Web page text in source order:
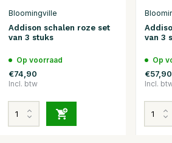
Bloomingville
Addison schalen roze set
van 3 stuks
Op voorraad
€74,90
Incl. btw
van 3
Op
€57,90
Incl.